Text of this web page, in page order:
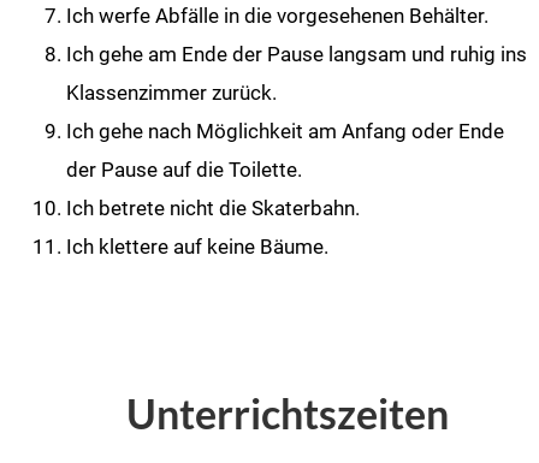
Ich werfe Abfälle in die vorgesehenen Behälter.
Ich gehe am Ende der Pause langsam und ruhig ins
Klassenzimmer zurück.
Ich gehe nach Möglichkeit am Anfang oder Ende
der Pause auf die Toilette.
Ich betrete nicht die Skaterbahn.
Ich klettere auf keine Bäume.
Unterrichtszeiten